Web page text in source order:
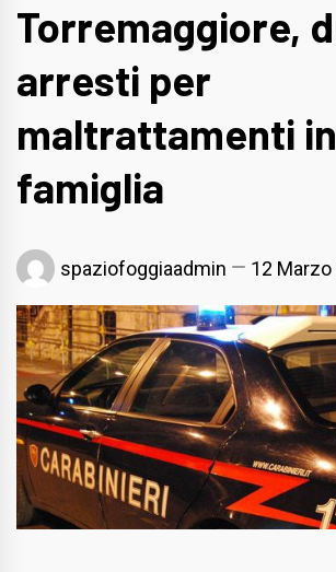
Torremaggiore,
arresti per
maltrattamenti in
famiglia
spaziofoggiaadmin 12